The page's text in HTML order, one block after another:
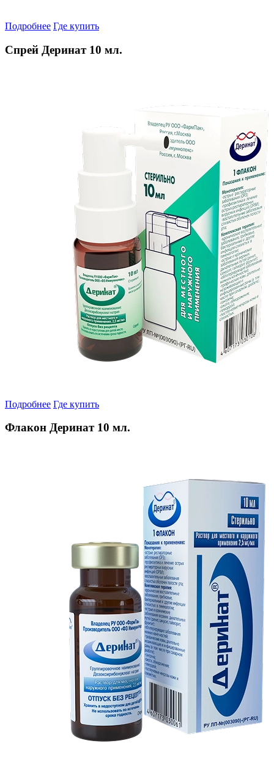
Подробнее Где купить
Спрей Деринат 10 мл.
Подробнее Где купить
Флакон Деринат 10 мл.